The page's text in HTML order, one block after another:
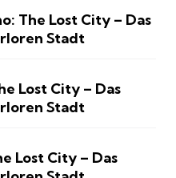
The Lost City – Das
Stadt
Lost City – Das
Stadt
Lost City – Das